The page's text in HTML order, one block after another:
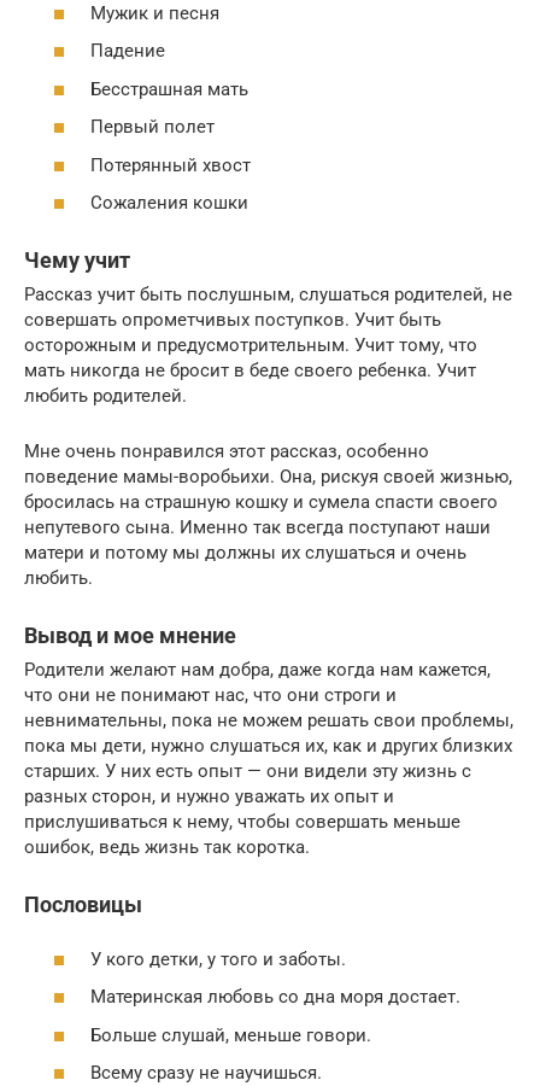
Мужик и песня
Падение
Бесстрашная мать
Первый полет
Потерянный хвост
Сожаления кошки
Чему учит
Рассказ учит быть послушным, слушаться родителей, не
совершать опрометчивых поступков. Учит быть
осторожным и предусмотрительным. Учит тому, что
мать никогда не бросит в беде своего ребенка. Учит
любить родителей.
Мне очень понравился этот рассказ, особенно
поведение мамы-воробьихи. Она, рискуя своей жизнью,
бросилась на страшную кошку и сумела спасти своего
непутевого сына. Именно так всегда поступают наши
матери и потому мы должны их слушаться и очень
любить.
Вывод и мое мнение
Родители желают нам добра, даже когда нам кажется,
что они не понимают нас, что они строги и
невнимательны, пока не можем решать свои проблемы,
пока мы дети, нужно слушаться их, как и других близких
старших. У них есть опыт — они видели эту жизнь с
разных сторон, и нужно уважать их опыт и
прислушиваться к нему, чтобы совершать меньше
ошибок, ведь жизнь так коротка.
Пословицы
У кого детки, у того и заботы.
Материнская любовь со дна моря достает.
Больше слушай, меньше говори.
Всему сразу не научишься.